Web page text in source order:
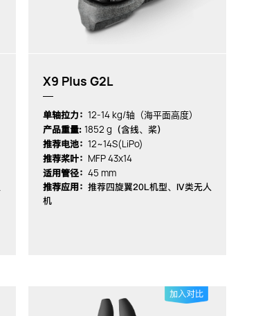
X9 Plus G2L
单轴拉力： 12-14 kg/轴（海平面高度）
产品重量: 1852 g （含线、桨）
推荐电池： 12~14S(LiPo)
推荐桨叶： MFP 43x14
适用管径： 45 mm
推荐应用： 推荐四旋翼20L机型、IV类无人
机